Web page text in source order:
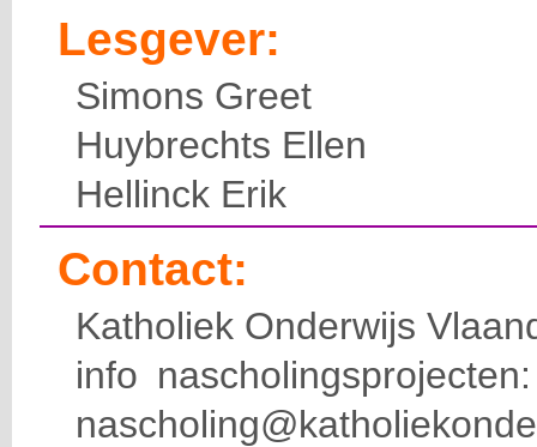
Lesgever:
Simons Greet
Huybrechts Ellen
Hellinck Erik
Contact:
Katholiek Onderwijs
info